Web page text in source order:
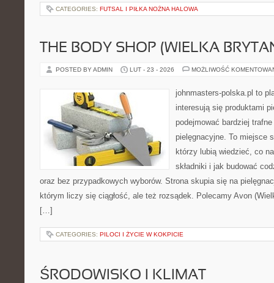
CATEGORIES: FUTSAL I PIŁKA NOŻNA HALOWA
THE BODY SHOP (WIELKA
POSTED BY ADMIN LUT - 23 - 2026 MOŻLIWOŚĆ
johnmasters-polska.pl to
interesują się produktami
podejmować bardziej
pielęgnacyjne. To miejsce
którzy lubią wiedzieć, co
składniki i jak budować
oraz bez przypadkowych wyborów. Strona skupia się na
którym liczy się ciągłość, ale też rozsądek. Polecamy Avon
[…]
CATEGORIES: PILOCI I ŻYCIE W KOKPICIE
ŚRODOWISKO I KLIMAT